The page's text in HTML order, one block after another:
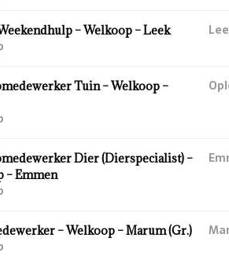
– Welkoop – Leek
Tuin – Welkoop –
Dier (Dierspecialist) –
– Emmen
– Welkoop – Marum (Gr.)